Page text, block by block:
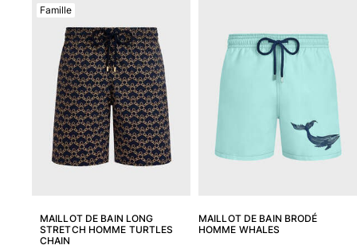
MAILLOT DE BAIN LONG
STRETCH HOMME TURTLES
CHAIN
Famille
MAILLOT DE BAIN BRODÉ
HOMME WHALES